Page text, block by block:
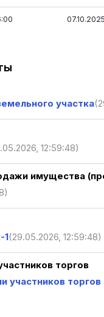
участка
12:59:48)
имущества
1(29.05.2026, 12:59:48)
торгов
участников торгов